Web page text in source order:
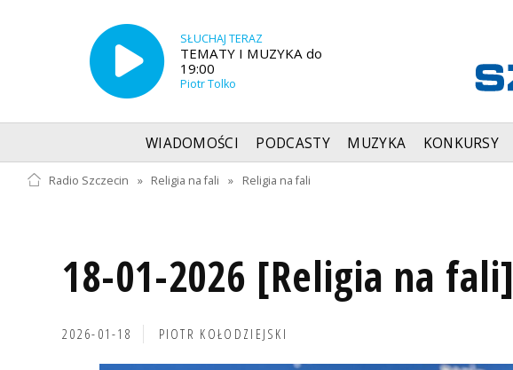
SŁUCHAJ TERAZ
TEMATY I MUZYKA do
19:00
Piotr Tolko
WIADOMOŚCI PODCASTY MUZYKA KONKURSY
Radio Szczecin » Religia na fali » Religia na fali
18-01-2026 [Religia na fali]
2026-01-18 PIOTR KOŁODZIEJSKI